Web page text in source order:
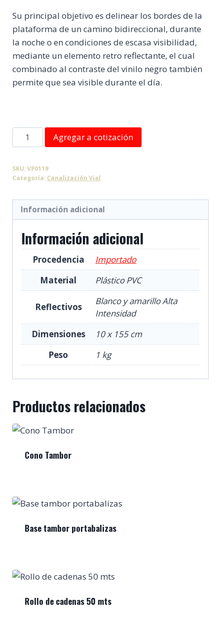
Su principal objetivo es delinear los bordes de la
plataforma de un camino bidireccional, durante
la noche o en condiciones de escasa visibilidad,
mediante un elemento retro reflectante, el cual
combinado al contraste del vinilo negro también
permite que sea visible durante el día.
Hito
Teja
m
Agregar a cotización
SKU:VP0119
Categoría: Canalización Vial
Información adicional
Información adicional
Procedencia
Importado
Material
Plástico PVC
Reflectivos
Blanco y amarillo Alta
Intensidad
Dimensiones
10 x 155 cm
Peso
1 kg
Productos relacionados
Cono Tambor
Base tambor portabalizas
Rollo de cadenas 50 mts